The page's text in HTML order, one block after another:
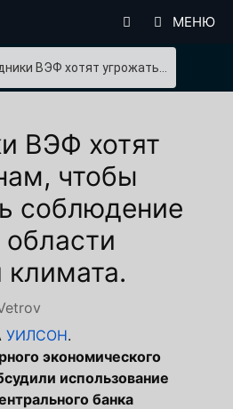
МЕНЮ
ВЭФ хотят угрожать...
ВЭФ хотят
чтобы
соблюдение
климата.
УИЛСОН.
экономического
использование
банка